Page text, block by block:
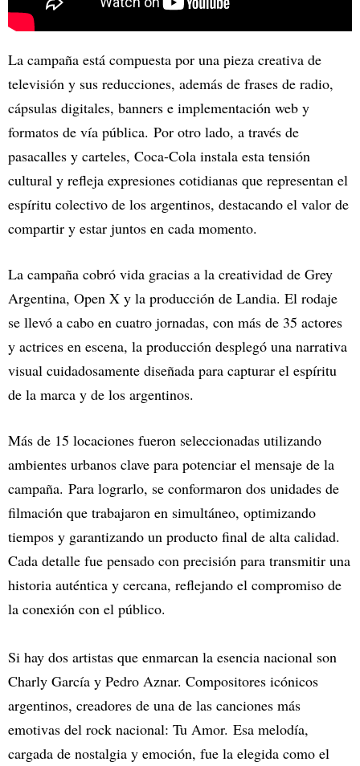
La campaña está compuesta por una pieza creativa de
televisión y sus reducciones, además de frases de radio,
cápsulas digitales, banners e implementación web y
formatos de vía pública. Por otro lado, a través de
pasacalles y carteles, Coca-Cola instala esta tensión
cultural y refleja expresiones cotidianas que representan el
espíritu colectivo de los argentinos, destacando el valor de
compartir y estar juntos en cada momento.
La campaña cobró vida gracias a la creatividad de Grey
Argentina, Open X y la producción de Landia. El rodaje
se llevó a cabo en cuatro jornadas, con más de 35 actores
y actrices en escena, la producción desplegó una narrativa
visual cuidadosamente diseñada para capturar el espíritu
de la marca y de los argentinos.
Más de 15 locaciones fueron seleccionadas utilizando
ambientes urbanos clave para potenciar el mensaje de la
campaña. Para lograrlo, se conformaron dos unidades de
filmación que trabajaron en simultáneo, optimizando
tiempos y garantizando un producto final de alta calidad.
Cada detalle fue pensado con precisión para transmitir una
historia auténtica y cercana, reflejando el compromiso de
la conexión con el público.
Si hay dos artistas que enmarcan la esencia nacional son
Charly García y Pedro Aznar. Compositores icónicos
argentinos, creadores de una de las canciones más
emotivas del rock nacional: Tu Amor. Esa melodía,
cargada de nostalgia y emoción, fue la elegida como el